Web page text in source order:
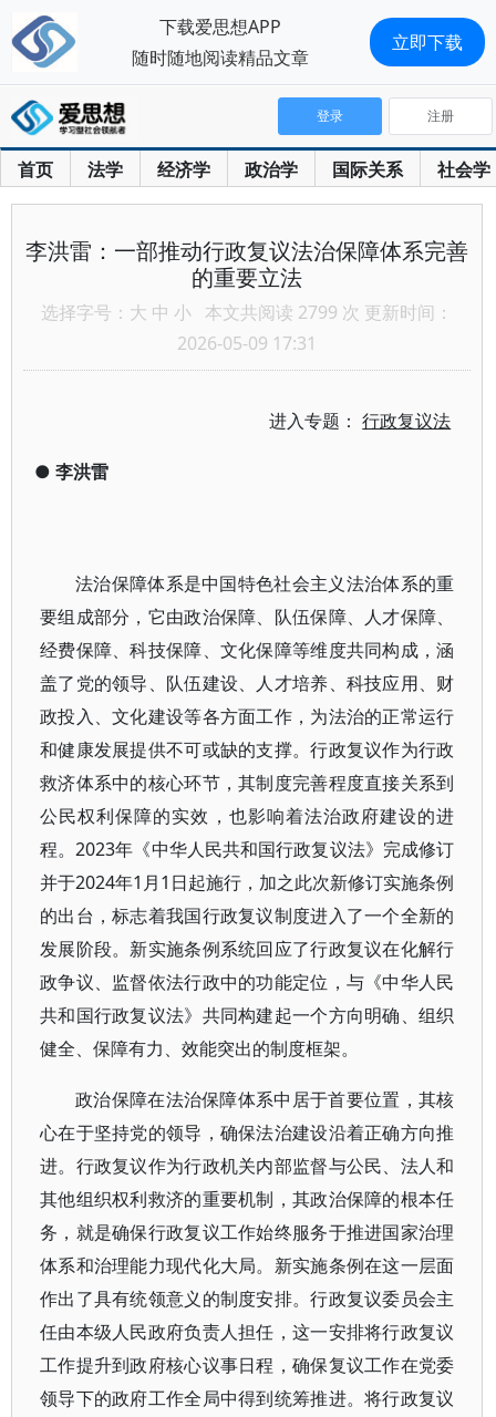
首页 法学 经济学 政治学 国际关系 社会学
登录 注册
李洪雷：一部推动行政复议法治保障体系完善
的重要立法
选择字号： 大 中 小 本文共阅读 2799 次 更新时间：
2026-05-09 17:31
进入专题：行政复议法
● 李洪雷
法治保障体系是中国特色社会主义法治体系的重
要组成部分，它由政治保障、队伍保障、人才保障、
经费保障、科技保障、文化保障等维度共同构成，涵
盖了党的领导、队伍建设、人才培养、科技应用、财
政投入、文化建设等各方面工作，为法治的正常运行
和健康发展提供不可或缺的支撑。行政复议作为行政
救济体系中的核心环节，其制度完善程度直接关系到
公民权利保障的实效，也影响着法治政府建设的进
程。2023年《中华人民共和国行政复议法》完成修订
并于2024年1月1日起施行，加之此次新修订实施条例
的出台，标志着我国行政复议制度进入了一个全新的
发展阶段。新实施条例系统回应了行政复议在化解行
政争议、监督依法行政中的功能定位，与《中华人民
共和国行政复议法》共同构建起一个方向明确、组织
健全、保障有力、效能突出的制度框架。
政治保障在法治保障体系中居于首要位置，其核
心在于坚持党的领导，确保法治建设沿着正确方向推
进。行政复议作为行政机关内部监督与公民、法人和
其他组织权利救济的重要机制，其政治保障的根本任
务，就是确保行政复议工作始终服务于推进国家治理
体系和治理能力现代化大局。新实施条例在这一层面
作出了具有统领意义的制度安排。行政复议委员会主
任由本级人民政府负责人担任，这一安排将行政复议
工作提升到政府核心议事日程，确保复议工作在党委
领导下的政府工作全局中得到统筹推进。将行政复议
下载爱思想APP
随时随地阅读精品文章
立即下载